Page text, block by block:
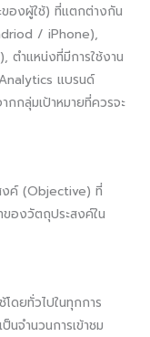
องผู้ใช้) ที่แตกต่างกัน
/ iPhone),
ตำแหน่งที่มีการใช้งาน
แบรนด์
กกลุ่มเป้าหมายที่ควรจะ
งค์ (Objective) ที่
องวัตถุประสงค์ใน
ดยทั่วไปในทุกการ
จำนวนการเข้าชม